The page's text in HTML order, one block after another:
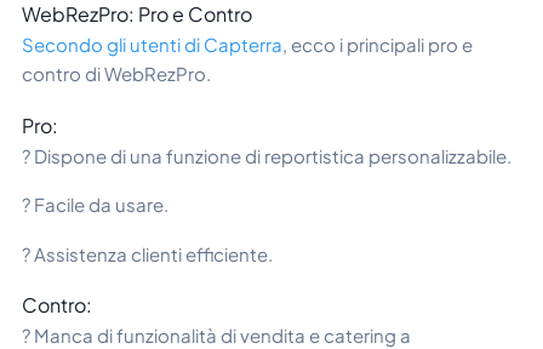
WebRezPro: Pro e Contro
Secondo gli utenti di Capterra, ecco i principali pro e
contro di WebRezPro.
Pro:
? Dispone di una funzione di reportistica personalizzabile.
? Facile da usare.
? Assistenza clienti efficiente.
Contro:
? Manca di funzionalità di vendita e catering a